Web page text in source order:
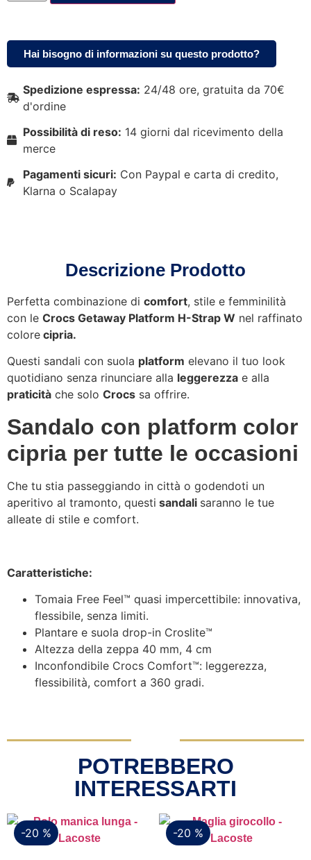
Hai bisogno di informazioni su questo prodotto?
Spedizione espressa: 24/48 ore, gratuita da 70€
d'ordine
Possibilità di reso: 14 giorni dal ricevimento della
merce
Pagamenti sicuri: Con Paypal e carta di credito,
Klarna o Scalapay
Descrizione Prodotto
Perfetta combinazione di comfort, stile e femminilità
con le Crocs Getaway Platform H-Strap W nel raffinato
colore cipria.
Questi sandali con suola platform elevano il tuo look
quotidiano senza rinunciare alla leggerezza e alla
praticità che solo Crocs sa offrire.
Sandalo con platform color
cipria per tutte le occasioni
Che tu stia passeggiando in città o godendoti un
aperitivo al tramonto, questi sandali saranno le tue
alleate di stile e comfort.
Caratteristiche:
Tomaia Free Feel™ quasi impercettibile: innovativa,
flessibile, senza limiti.
Plantare e suola drop-in Croslite™
Altezza della zeppa 40 mm, 4 cm
Inconfondibile Crocs Comfort™: leggerezza,
flessibilità, comfort a 360 gradi.
POTREBBERO
INTERESSARTI
-20 %
-20 %